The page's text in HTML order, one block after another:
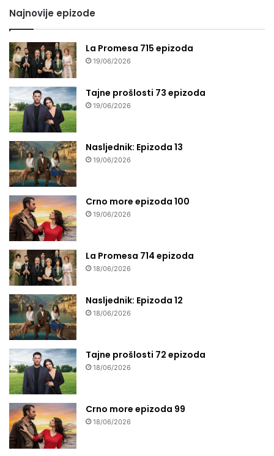
Najnovije epizode
La Promesa 715 epizoda
19/06/2026
Tajne prošlosti 73 epizoda
19/06/2026
Nasljednik: Epizoda 13
19/06/2026
Crno more epizoda 100
19/06/2026
La Promesa 714 epizoda
18/06/2026
Nasljednik: Epizoda 12
18/06/2026
Tajne prošlosti 72 epizoda
18/06/2026
Crno more epizoda 99
18/06/2026